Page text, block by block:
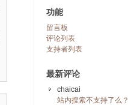
功能
留言板
评论列表
支持者列表
最新评论
chaicai
站内搜索不支持了么？